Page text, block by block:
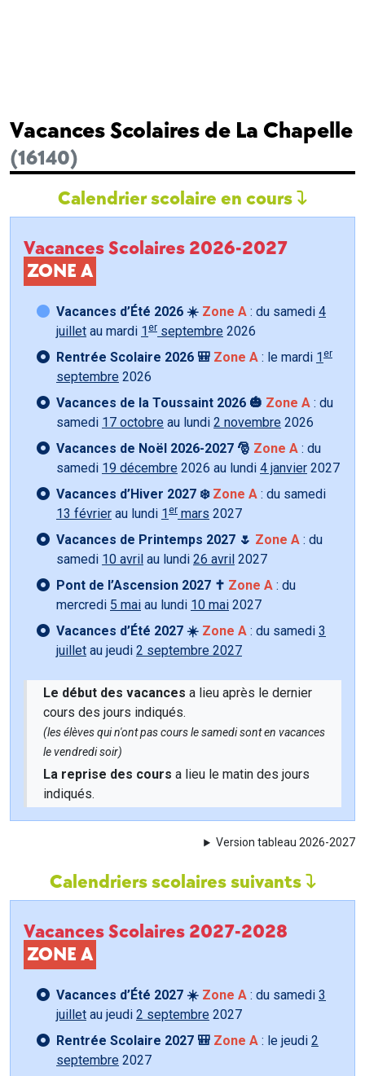
Vacances Scolaires de La Chapelle
(16140)
Calendrier scolaire en cours
Vacances Scolaires 2026-2027
ZONE A
Vacances d’Été 2026 ☀️ Zone A : du samedi 4
juillet au mardi 1 er septembre 2026
Rentrée Scolaire 2026 🎒 Zone A : le mardi 1 er
septembre 2026
Vacances de la Toussaint 2026 🎃 Zone A : du
samedi 17 octobre au lundi 2 novembre 2026
Vacances de Noël 2026-2027 🎅 Zone A : du
samedi 19 décembre 2026 au lundi 4 janvier 2027
Vacances d’Hiver 2027 ❄️ Zone A : du samedi
13 février au lundi 1 er mars 2027
Vacances de Printemps 2027 🌷 Zone A : du
samedi 10 avril au lundi 26 avril 2027
Pont de l’Ascension 2027 ✝️ Zone A : du
mercredi 5 mai au lundi 10 mai 2027
Vacances d’Été 2027 ☀️ Zone A : du samedi 3
juillet au jeudi 2 septembre 2027
Le début des vacances a lieu après le dernier
cours des jours indiqués.
(les élèves qui n'ont pas cours le samedi sont en vacances
le vendredi soir)
La reprise des cours a lieu le matin des jours
indiqués.
Version tableau 2026-2027
Calendriers scolaires suivants
Vacances Scolaires 2027-2028
ZONE A
Vacances d’Été 2027 ☀️ Zone A : du samedi 3
juillet au jeudi 2 septembre 2027
Rentrée Scolaire 2027 🎒 Zone A : le jeudi 2
septembre 2027